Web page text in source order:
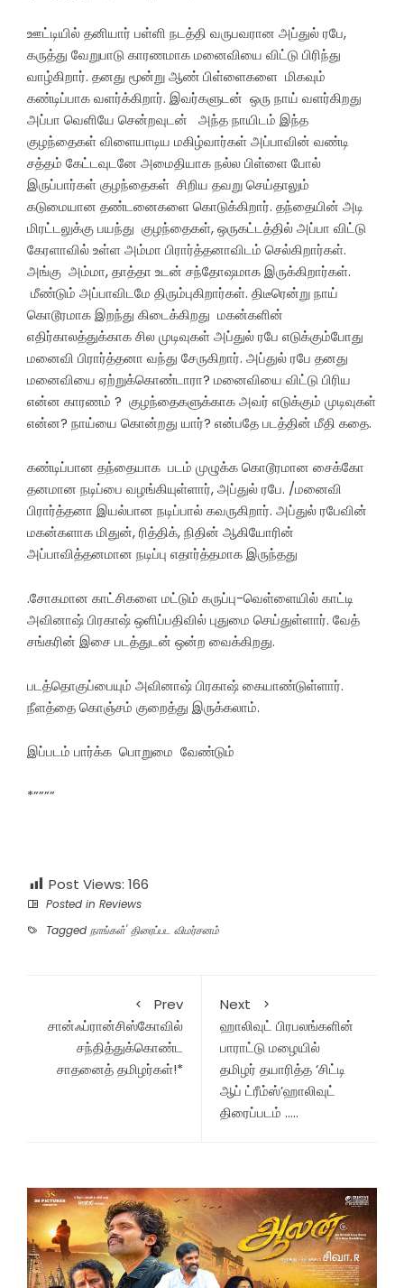
ஊட்டியில் தனியார் பள்ளி நடத்தி வருபவரான அப்துல் ரபே,
கருத்து வேறுபாடு காரணமாக மனைவியை விட்டு பிரிந்து
வாழ்கிறார். தனது மூன்று ஆண் பிள்ளைகளை மிகவும்
கண்டிப்பாக வளர்க்கிறார். இவர்களுடன் ஒரு நாய் வளர்கிறது
அப்பா வெளியே சென்றவுடன் அந்த நாயிடம் இந்த
குழந்தைகள் விளையாடிய மகிழ்வார்கள் அப்பாவின் வண்டி
சத்தம் கேட்டவுடனே அமைதியாக நல்ல பிள்ளை போல்
இருப்பார்கள் குழந்தைகள் சிறிய தவறு செய்தாலும்
கடுமையான தண்டனைகளை கொடுக்கிறார். தந்தையின் அடி
மிரட்டலுக்கு பயந்து குழந்தைகள், ஒருகட்டத்தில் அப்பா விட்டு
கேரளாவில் உள்ள அம்மா பிரார்த்தனாவிடம் செல்கிறார்கள்.
அங்கு அம்மா, தாத்தா உடன் சந்தோஷமாக இருக்கிறார்கள்.
மீண்டும் அப்பாவிடமே திரும்புகிறார்கள். திடீரென்று நாய்
கொடூரமாக இறந்து கிடைக்கிறது மகன்களின்
எதிர்காலத்துக்காக சில முடிவுகள் அப்துல் ரபே எடுக்கும்போது
மனைவி பிரார்த்தனா வந்து சேருகிறார். அப்துல் ரபே தனது
மனைவியை ஏற்றுக்கொண்டாரா? மனைவியை விட்டு பிரிய
என்ன காரணம் ? குழந்தைகளுக்காக அவர் எடுக்கும் முடிவுகள்
என்ன? நாய்யை கொன்றது யார்? என்பதே படத்தின் மீதி கதை.
கண்டிப்பான தந்தையாக படம் முழுக்க கொடூரமான சைக்கோ
தனமான நடிப்பை வழங்கியுள்ளார், அப்துல் ரபே. /மனைவி
பிரார்த்தனா இயல்பான நடிப்பால் கவருகிறார். அப்துல் ரபேவின்
மகன்களாக மிதுன், ரித்திக், நிதின் ஆகியோரின்
அப்பாவித்தனமான நடிப்பு எதார்த்தமாக இருந்தது
.சோகமான காட்சிகளை மட்டும் கருப்பு-வெள்ளையில் காட்டி
அவினாஷ் பிரகாஷ் ஒளிப்பதிவில் புதுமை செய்துள்ளார். வேத்
சங்கரின் இசை படத்துடன் ஒன்ற வைக்கிறது.
படத்தொகுப்பையும் அவினாஷ் பிரகாஷ் கையாண்டுள்ளார்.
நீளத்தை கொஞ்சம் குறைத்து இருக்கலாம்.
இப்படம் பார்க்க பொறுமை வேண்டும்
*””””
Post Views: 166
Posted in Reviews
Tagged நாங்கள்' திரைப்பட விமர்சனம்
Prev
சான்ஃப்ரான்சிஸ்கோவில்
சந்தித்துக்கொண்ட
சாதனைத் தமிழர்கள்!*
Next
ஹாலிவுட் பிரபலங்களின்
பாராட்டு மழையில்
தமிழர் தயாரித்த ‘சிட்டி
ஆப் ட்ரீம்ஸ்’ஹாலிவுட்
திரைப்படம் …..